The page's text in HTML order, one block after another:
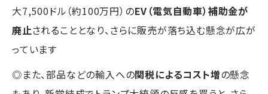
大7,500ドル（約100万円）のEV（電気自動車）補助金が
廃止されることとなり、さらに販売が落ち込む懸念が広が
っています
◎また、部品などの輸入への関税によるコスト増の懸念